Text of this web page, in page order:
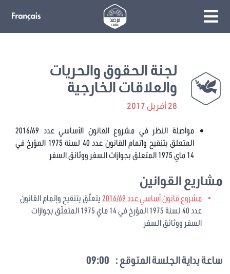
لجنة الحقوق والحريات
والعلاقات الخارجية
28 أفريل 2017
مواصلة النظر في مشروع القانون الأساسي عدد 2016/69
المتعلق بتنقيح واتمام القانون عدد 40 لسنة 1975 المؤرخ في
14 ماي 1975 المتعلق بجوازات السفر ووثائق السفر
مشاريع القوانين
مشروع قانون أساسي عدد 2016/69
يتعلّق بتنقيح وإتمام القانون
عدد 40 لسنة 1975 المؤرخ في 14 ماي 1975 المتعلّق بجوازات
السفر ووثائق السفر
ساعة بداية الجلسة المتوقع : 09:00